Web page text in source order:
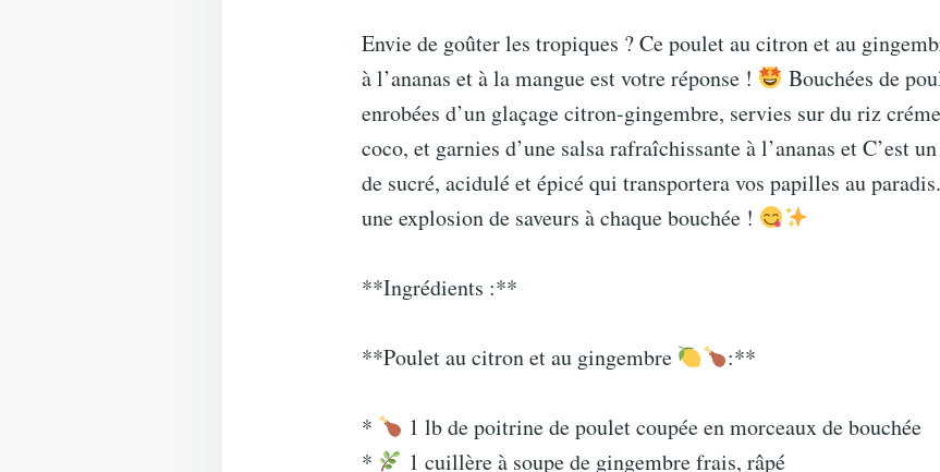
Envie de goûter les tropiques ? Ce poulet au citron et au
à l’ananas et à la mangue est votre réponse !
Bouchées de
enrobées d’un glaçage citron-gingembre, servies sur du riz
coco, et garnies d’une salsa rafraîchissante à l’ananas et C’est
de sucré, acidulé et épicé qui transportera vos papilles au
une explosion de saveurs à chaque bouchée !
**Ingrédients :**
**Poulet au citron et au gingembre :**
*
1 lb de poitrine de poulet coupée en morceaux de bouchée
*
1 cuillère à soupe de gingembre frais, râpé